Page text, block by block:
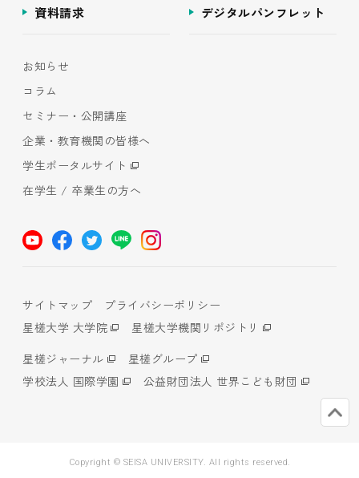
資料請求 デジタルパンフレット
お知らせ
コラム
セミナー・公開講座
企業・教育機関の皆様へ
学生ポータルサイト
在学生 / 卒業生の方へ
サイトマップ
プライバシーポリシー
星槎大学 大学院
星槎大学機関リポジトリ
星槎ジャーナル
星槎グループ
学校法人 国際学園
公益財団法人 世界こども財団
Copyright © SEISA UNIVERSITY. All rights reserved.